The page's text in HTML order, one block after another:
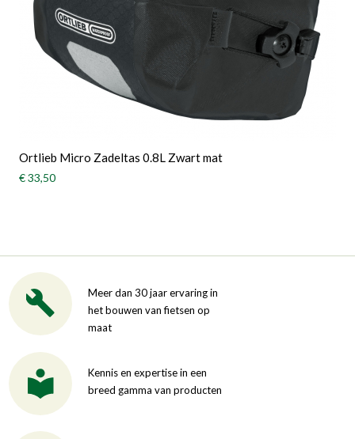
Ortlieb Micro Zadeltas 0.8L Zwart mat
€ 33,50
Meer dan 30 jaar ervaring in
het bouwen van fietsen op
maat
Kennis en expertise in een
breed gamma van producten